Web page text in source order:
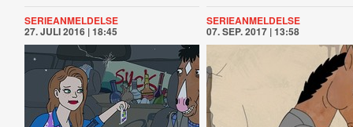
SERIEANMELDELSE
27. JULI 2016 | 18:45
SERIEANMELDELSE
07. SEP. 2017 | 13:58